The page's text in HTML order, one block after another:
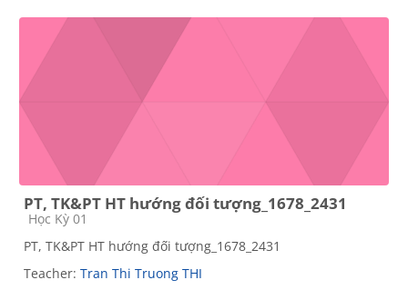
PT, TK&PT HT hướng đối tượng_1678_2431
Course category
Học Kỳ 01
PT, TK&PT HT hướng đối tượng_1678_2431
Teacher: Tran Thi Truong THI